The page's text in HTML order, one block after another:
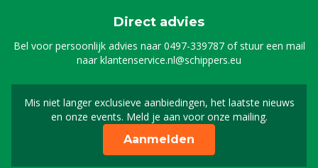
Direct advies
Bel voor persoonlijk advies naar0497-339787of stuur een mail
naarklantenservice.nl@schippers.eu
Mis niet langer exclusieve aanbiedingen, het laatste nieuws
en onze events. Meld je aan voor onze mailing.
Schrijf je in voor onze
Aanmelden